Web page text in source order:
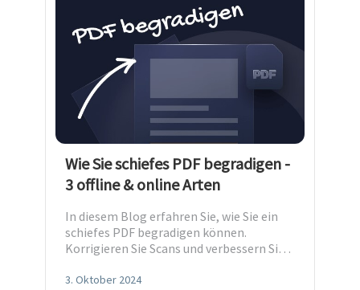
Wie Sie schiefes PDF begradigen -
3 offline & online Arten
In diesem Blog erfahren Sie, wie Sie ein
schiefes PDF begradigen können.
Korrigieren Sie Scans und verbessern Sie
3. Oktober 2024